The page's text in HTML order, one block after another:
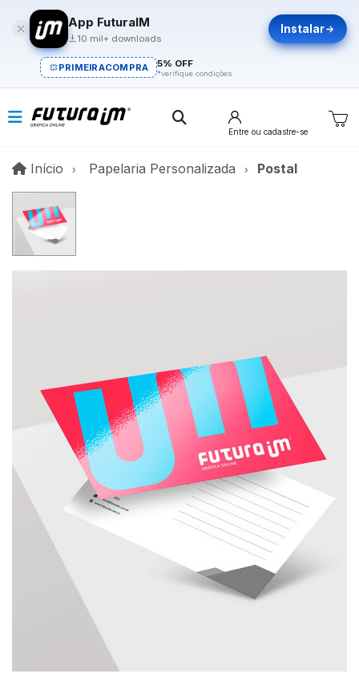
App FuturaIM
10 mil+ downloads
Instalar
PRIMEIRACOMPRA 5% OFF
*verifique condições
Entre ou cadastre-se
Início InícioPapelaria Personalizada Postal